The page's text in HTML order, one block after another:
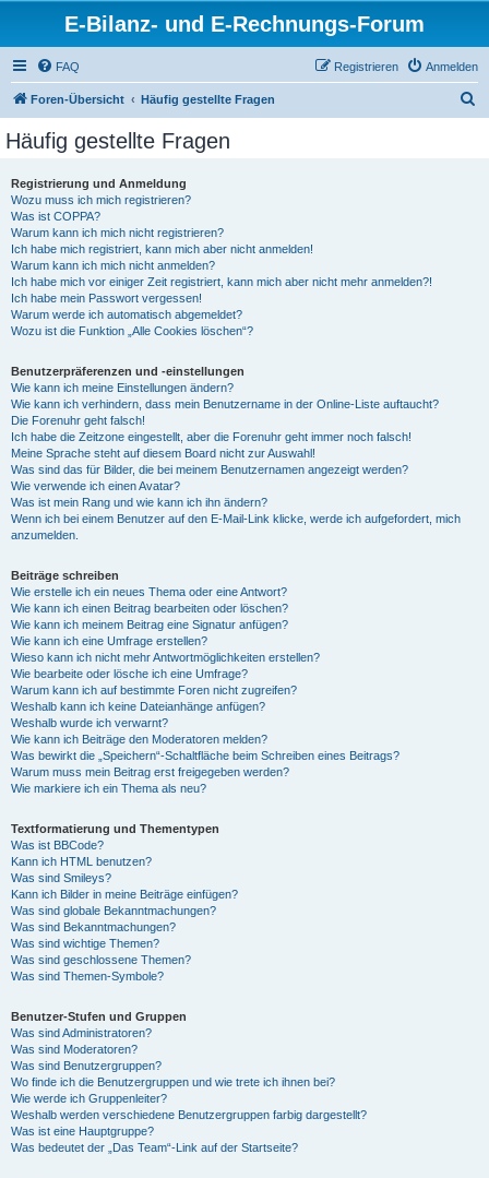
E-Bilanz- und E-Rechnungs-Forum
FAQ Anmelden
Registrieren
Foren-Übersicht Häufig gestellte Fragen
Häufig gestellte Fragen
Registrierung und Anmeldung
Wozu muss ich mich registrieren?
Was ist COPPA?
Warum kann ich mich nicht registrieren?
Ich habe mich registriert, kann mich aber nicht anmelden!
Warum kann ich mich nicht anmelden?
Ich habe mich vor einiger Zeit registriert, kann mich aber nicht mehr anmelden?!
Ich habe mein Passwort vergessen!
Warum werde ich automatisch abgemeldet?
Wozu ist die Funktion „Alle Cookies löschen“?
Benutzerpräferenzen und -einstellungen
Wie kann ich meine Einstellungen ändern?
Wie kann ich verhindern, dass mein Benutzername in der Online-Liste auftaucht?
Die Forenuhr geht falsch!
Ich habe die Zeitzone eingestellt, aber die Forenuhr geht immer noch falsch!
Meine Sprache steht auf diesem Board nicht zur Auswahl!
Was sind das für Bilder, die bei meinem Benutzernamen angezeigt werden?
Wie verwende ich einen Avatar?
Was ist mein Rang und wie kann ich ihn ändern?
Wenn ich bei einem Benutzer auf den E-Mail-Link klicke, werde ich aufgefordert, mich
anzumelden.
Beiträge schreiben
Wie erstelle ich ein neues Thema oder eine Antwort?
Wie kann ich einen Beitrag bearbeiten oder löschen?
Wie kann ich meinem Beitrag eine Signatur anfügen?
Wie kann ich eine Umfrage erstellen?
Wieso kann ich nicht mehr Antwortmöglichkeiten erstellen?
Wie bearbeite oder lösche ich eine Umfrage?
Warum kann ich auf bestimmte Foren nicht zugreifen?
Weshalb kann ich keine Dateianhänge anfügen?
Weshalb wurde ich verwarnt?
Wie kann ich Beiträge den Moderatoren melden?
Was bewirkt die „Speichern“-Schaltfläche beim Schreiben eines Beitrags?
Warum muss mein Beitrag erst freigegeben werden?
Wie markiere ich ein Thema als neu?
Textformatierung und Thementypen
Was ist BBCode?
Kann ich HTML benutzen?
Was sind Smileys?
Kann ich Bilder in meine Beiträge einfügen?
Was sind globale Bekanntmachungen?
Was sind Bekanntmachungen?
Was sind wichtige Themen?
Was sind geschlossene Themen?
Was sind Themen-Symbole?
Benutzer-Stufen und Gruppen
Was sind Administratoren?
Was sind Moderatoren?
Was sind Benutzergruppen?
Wo finde ich die Benutzergruppen und wie trete ich ihnen bei?
Wie werde ich Gruppenleiter?
Weshalb werden verschiedene Benutzergruppen farbig dargestellt?
Was ist eine Hauptgruppe?
Was bedeutet der „Das Team“-Link auf der Startseite?